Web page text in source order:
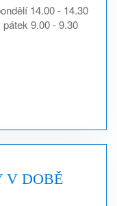
14.00 - 14.30
9.00 - 9.30
V DOBĚ